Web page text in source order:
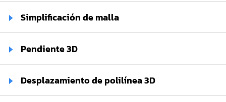
Simplificación de malla
Pendiente 3D
Desplazamiento de polilínea 3D